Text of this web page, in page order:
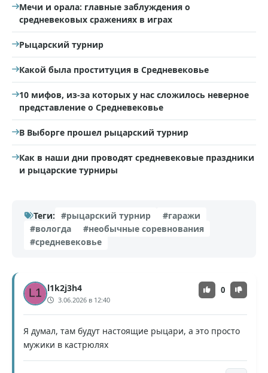
Мечи и орала: главные заблуждения о
средневековых сражениях в играх
Рыцарский турнир
Какой была проституция в Средневековье
10 мифов, из-за которых у нас сложилось неверное
представление о Средневековье
В Выборге прошел рыцарский турнир
Как в наши дни проводят средневековые праздники
и рыцарские турниры
Теги: #рыцарский турнир
#гаражи
#вологда
#необычные соревнования
#средневековье
l1k2j3h4
3.06.2026 в 12:40
0
Я думал, там будут настоящие рыцари, а это просто
мужики в кастрюлях